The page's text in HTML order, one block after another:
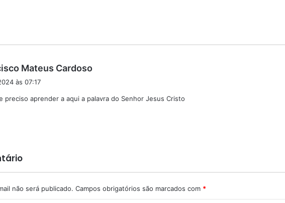
Mateus Cardoso
s
às 07:17
preciso aprender a aqui a palavra do Senhor Jesus Cristo
não será publicado. Campos obrigatórios são marcados com *